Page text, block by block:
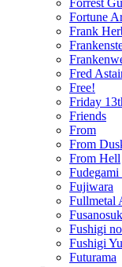
Forrest
Fortune
Frank
Fred
Free!
Friday
Friends
From
From
From Hell
Fudegami
Fujiwara
Fullmetal
Fushigi
Fushigi
Futurama